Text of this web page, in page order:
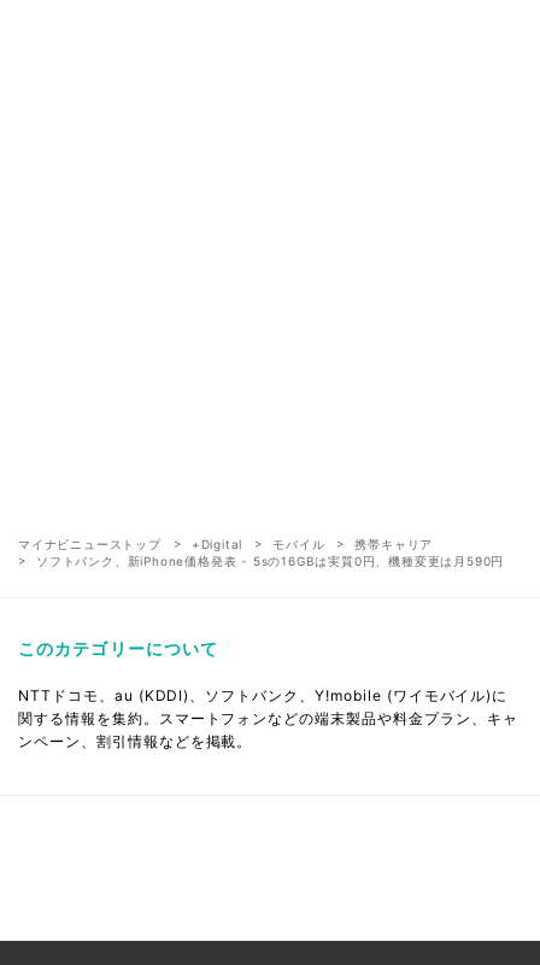
マイナビニューストップ +Digital モバイル
携帯キャリア
ソフトバンク、新iPhone価格発表 - 5sの16GBは実質0円、機種変更は月590円
このカテゴリーについて
NTTドコモ、au (KDDI)、ソフトバンク、Y!mobile (ワイモバイル)に
関する情報を集約。スマートフォンなどの端末製品や料金プラン、キャ
ンペーン、割引情報などを掲載。